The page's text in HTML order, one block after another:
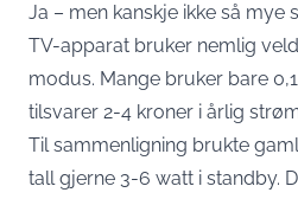
Ja – men kanskje ikke så mye
TV-apparat bruker nemlig
modus. Mange bruker bare
tilsvarer 2-4 kroner i årlig
Til sammenligning brukte
tall gjerne 3-6 watt i standby.